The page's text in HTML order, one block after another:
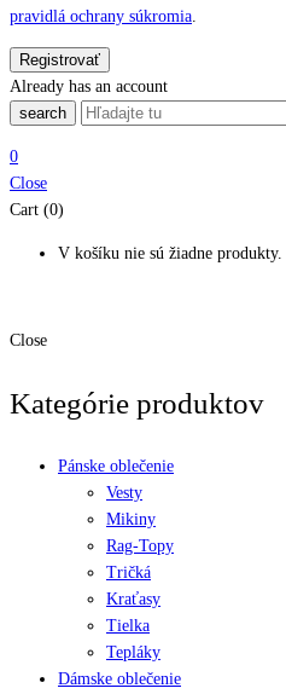
pravidlá ochrany súkromia
Already has an account
search
0
Close
Cart (0)
V košíku nie sú žiadne produkty.
Close
Kategórie produktov
Pánske oblečenie
Vesty
Mikiny
Rag-Topy
Tričká
Kraťasy
Tielka
Tepláky
Dámske oblečenie